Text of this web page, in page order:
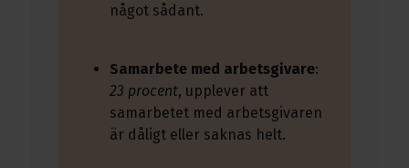
något sådant.
Samarbete med arbetsgivare:
23 procent, upplever att
samarbetet med arbetsgivaren
är dåligt eller saknas helt.